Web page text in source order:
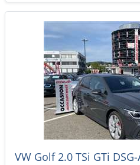
VW Golf 2.0 TSi GTi